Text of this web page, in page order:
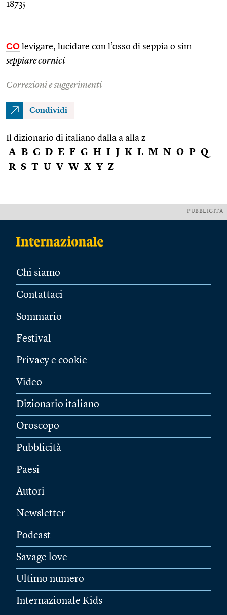
1873;
CO levigare, lucidare con l’osso di seppia o sim.:
seppiare cornici
Correzioni e suggerimenti
Condividi
Il dizionario di italiano dalla a alla z
A B C D E F G H I J K L M N O P Q
R S T U V W X Y Z
PUBBLICITÀ
Chi siamo
Contattaci
Sommario
Festival
Privacy e cookie
Video
Dizionario italiano
Oroscopo
Pubblicità
Paesi
Autori
Newsletter
Podcast
Savage love
Ultimo numero
Internazionale Kids